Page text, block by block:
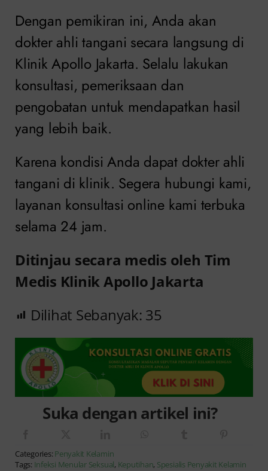
Dengan pemikiran ini, Anda akan
dokter ahli tangani secara langsung di
Klinik Apollo Jakarta. Selalu lakukan
konsultasi, pemeriksaan dan
pengobatan untuk mendapatkan hasil
yang lebih baik.
Karena kondisi Anda dapat dokter ahli
tangani di klinik. Segera hubungi kami,
layanan konsultasi online kami terbuka
selama 24 jam.
Ditinjau secara medis oleh Tim
Medis Klinik Apollo Jakarta
Dilihat Sebanyak: 35
Suka dengan artikel ini?
Categories: Penyakit Kelamin
Tags: Infeksi Menular Seksual, Keputihan, Spesialis Penyakit Kelamin